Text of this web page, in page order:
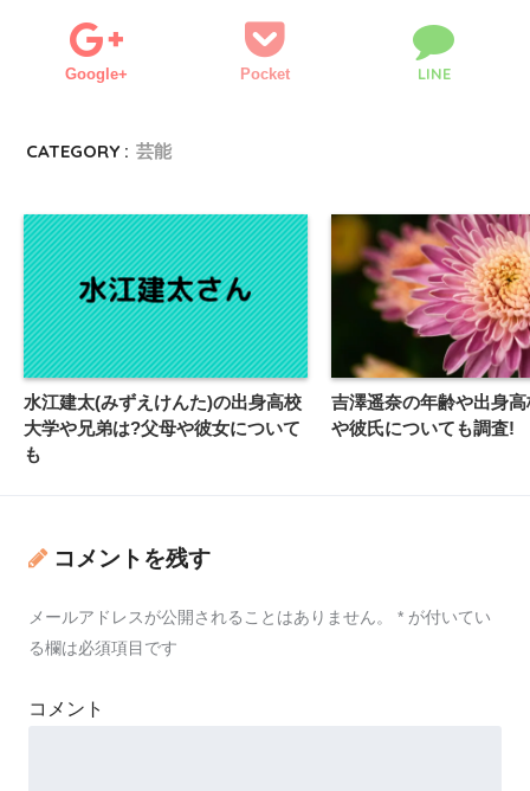
Google+ Pocket LINE
CATEGORY : 芸能
水江建太(みずえけんた)の出身高校
大学や兄弟は?父母や彼女について
も
吉澤遥奈の年齢や出身
や彼氏についても調査!
コメントを残す
メールアドレスが公開されることはありません。 * が付いてい
る欄は必須項目です
コメント